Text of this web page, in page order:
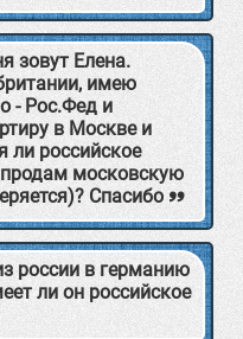
зовут Елена.
имею
- Рос.Фед и
в Москве и
ли российское
московскую
Спасибо
россии в германию
ли он российское